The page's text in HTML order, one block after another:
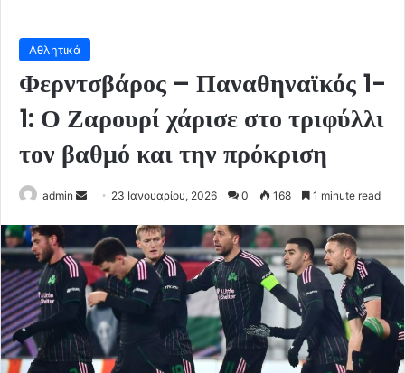
Αθλητικά
Φερντσβάρος – Παναθηναϊκός 1-
1: Ο Ζαρουρί χάρισε στο τριφύλλι
τον βαθμό και την πρόκριση
admin
Send
email
23 Ιανουαρίου, 2026 0 168 1 minute read